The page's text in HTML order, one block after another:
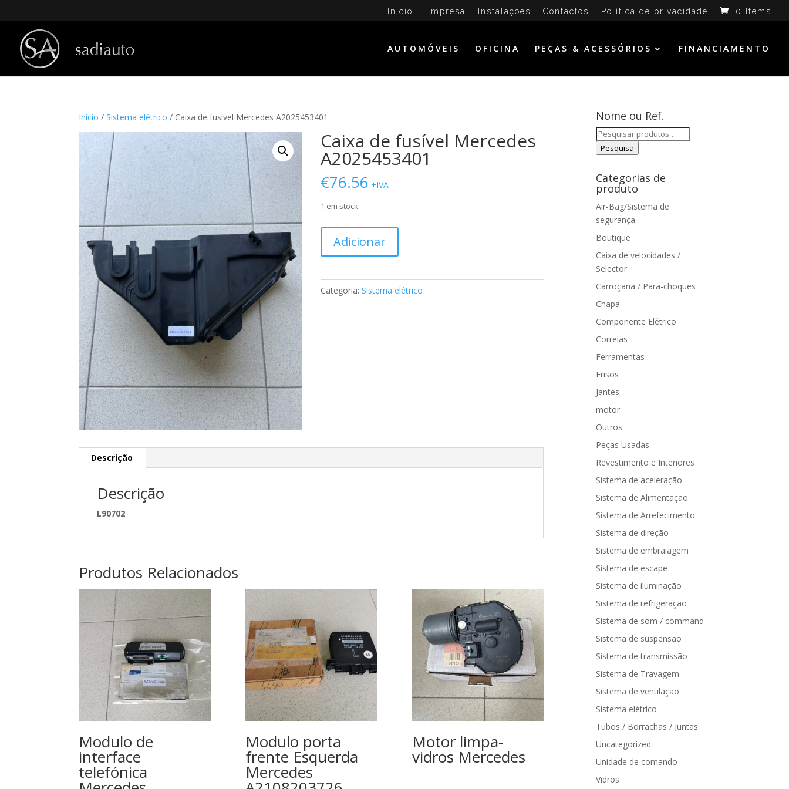
Início Empresa Instalações Contactos Política de privacidade 0 Items
AUTOMÓVEIS OFICINA PEÇAS & ACESSÓRIOS FINANCIAMENTO
Início /Sistema elétrico / Caixa de fusível Mercedes A2025453401
Caixa de fusível Mercedes
A2025453401
€76.56 +IVA
1 em stock
Caixa
fusível
Adicionar
Categoria:Sistema elétrico
Descrição
Descrição
L90702
Produtos Relacionados
Modulo de
interface
telefónica
Modulo porta
frente Esquerda
Mercedes
Motor limpa-
vidros Mercedes
Nome ou Ref.
Pesquisar
por:
Pesquisa
Categorias de
produto
Air-Bag/Sistema de
segurança
Boutique
Caixa de velocidades /
Selector
Carroçaria / Para-choques
Chapa
Componente Elétrico
Correias
Ferramentas
Frisos
Jantes
motor
Outros
Peças Usadas
Revestimento e Interiores
Sistema de aceleração
Sistema de Alimentação
Sistema de Arrefecimento
Sistema de direção
Sistema de embraiagem
Sistema de escape
Sistema de iluminação
Sistema de refrigeração
Sistema de som / command
Sistema de suspensão
Sistema de transmissão
Sistema de Travagem
Sistema de ventilação
Sistema elétrico
Tubos / Borrachas / Juntas
Uncategorized
Unidade de comando
Vidros